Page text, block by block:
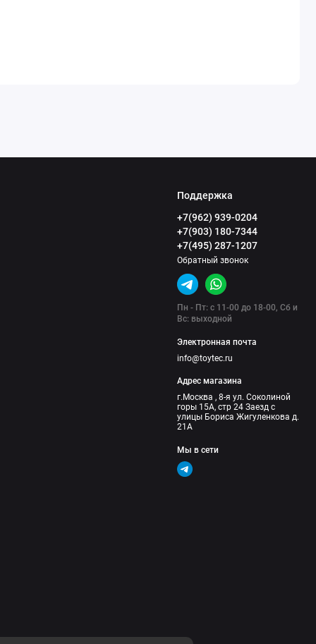
Поддержка
+7(962) 939-0204
+7(903) 180-7344
+7(495) 287-1207
Обратный звонок
Пн - Пт: с 11-00 до 18-00, Сб и
Вс: выходной
Электронная почта
info@toytec.ru
Адрес магазина
г.Москва , 8-я ул. Соколиной
горы 15А, стр 24 Заезд с
улицы Бориса Жигуленкова д.
21А
Мы в сети